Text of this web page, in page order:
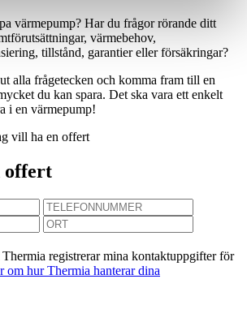
värmepump? Har du frågor rörande ditt
värmebehov,
tillstånd, garantier eller försäkringar?
alla frågetecken och komma fram till en
du kan spara. Det ska vara ett enkelt
i en värmepump!
vill ha en offert
offert
Thermia registrerar mina kontaktuppgifter för
om hur Thermia hanterar dina